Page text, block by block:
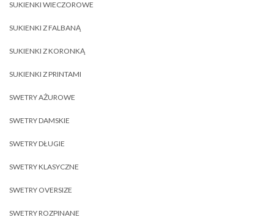
SUKIENKI WIECZOROWE
SUKIENKI Z FALBANĄ
SUKIENKI Z KORONKĄ
SUKIENKI Z PRINTAMI
SWETRY AŻUROWE
SWETRY DAMSKIE
SWETRY DŁUGIE
SWETRY KLASYCZNE
SWETRY OVERSIZE
SWETRY ROZPINANE